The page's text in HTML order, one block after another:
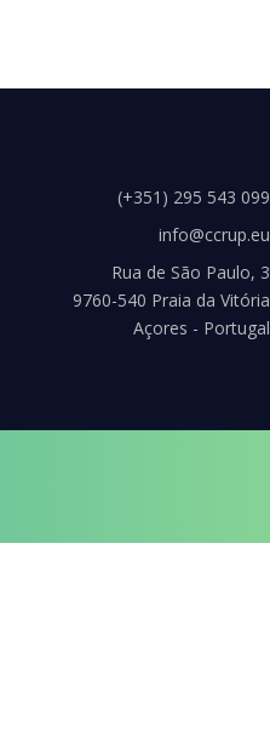
(+351) 295 543 099
info@ccrup.eu
Rua de São Paulo, 3
9760-540 Praia da Vitória
Açores - Portugal